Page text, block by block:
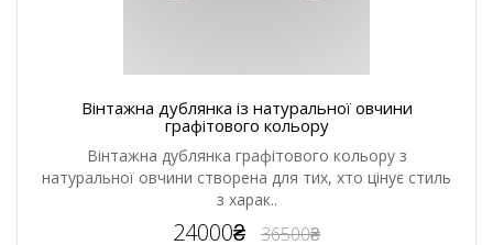
Вінтажна дублянка із натуральної овчини
графітового кольору
Вінтажна дублянка графітового кольору з
натуральної овчини створена для тих, хто цінує стиль
з харак..
24000₴ 36500₴